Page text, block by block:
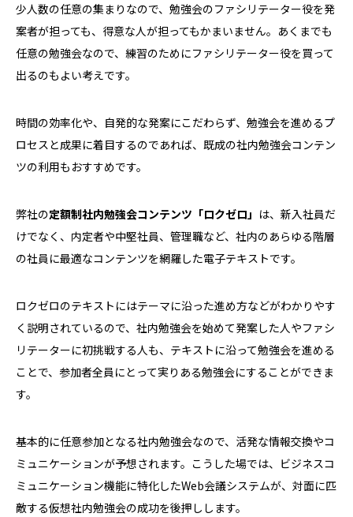
少人数の任意の集まりなので、勉強会のファシリテーター役を発
案者が担っても、得意な人が担ってもかまいません。あくまでも
任意の勉強会なので、練習のためにファシリテーター役を買って
出るのもよい考えです。
時間の効率化や、自発的な発案にこだわらず、勉強会を進めるプ
ロセスと成果に着目するのであれば、既成の社内勉強会コンテン
ツの利用もおすすめです。
弊社の定額制社内勉強会コンテンツ「ロクゼロ」 は、新入社員だ
けでなく、内定者や中堅社員、管理職など、社内のあらゆる階層
の社員に最適なコンテンツを網羅した電子テキストです。
ロクゼロのテキストにはテーマに沿った進め方などがわかりやす
く説明されているので、社内勉強会を始めて発案した人やファシ
リテーターに初挑戦する人も、テキストに沿って勉強会を進める
ことで、参加者全員にとって実りある勉強会にすることができま
す。
基本的に任意参加となる社内勉強会なので、活発な情報交換やコ
ミュニケーションが予想されます。こうした場では、ビジネスコ
ミュニケーション機能に特化したWeb会議システムが、対面に匹
敵する仮想社内勉強会の成功を後押しします。